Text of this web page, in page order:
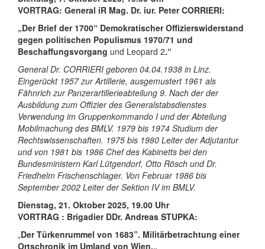
VORTRAG: General iR Mag. Dr. iur. Peter CORRIERI:
„Der Brief der 1700“ Demokratischer Offizierswiderstand
gegen politischen Populismus 1970/71 und
Beschaffungsvorgang und Leopard 2.“
General Dr. CORRIERI geboren 04.04.1938 in Linz.
Eingerückt 1957 zur Artillerie, ausgemustert 1961 als
Fähnrich zur Panzerartillerieabteilung 9. Nach der der
Ausbildung zum Offizier des Generalstabsdienstes
Verwendung im Gruppenkommando I und der Abteilung
Mobilmachung des BMLV. 1979 bis 1974 Studium der
Rechtswissenschaften. 1975 bis 1980 Leiter der Adjutantur
und von 1981 bis 1986 Chef des Kabinetts bei den
Bundesministern Karl Lütgendorf, Otto Rösch und Dr.
Friedhelm Frischenschlager. Von Februar 1986 bis
September 2002 Leiter der Sektion IV im BMLV.
Dienstag, 21. Oktober 2025, 19.00 Uhr
VORTRAG : Brigadier DDr. Andreas STUPKA:
„Der Türkenrummel von 1683”. Militärbetrachtung einer
Ortschronik im Umland von Wien.„